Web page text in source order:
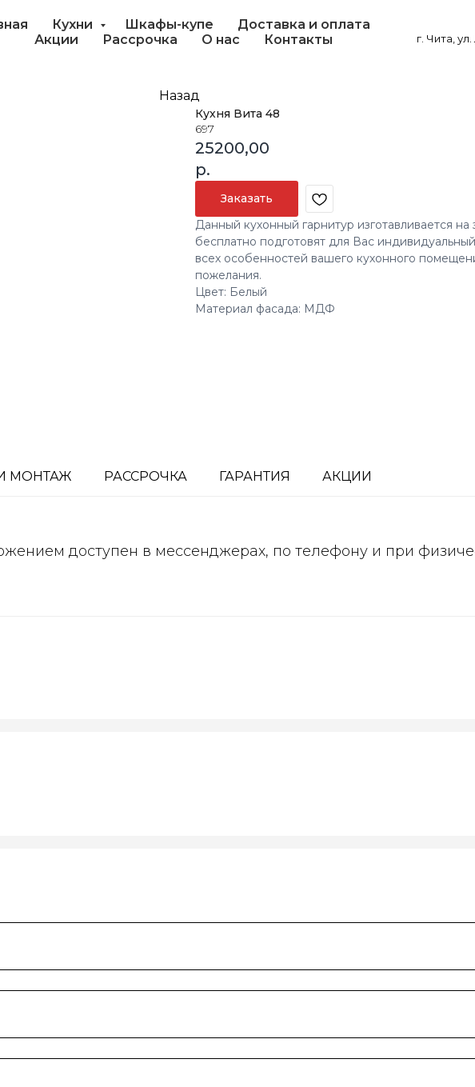
Кухни Шкафы-купе
Доставка и оплата
Акции
Рассрочка О нас Контакты
г. Чита,
Назад
Кухня Вита 48
697
25200,00
р.
Заказать
Данный кухонный гарнитур изготавливается
бесплатно подготовят для Вас
всех особенностей вашего кухонного
пожелания.
Цвет: Белый
Материал фасада: МДФ
МОНТАЖ РАССРОЧКА ГАРАНТИЯ АКЦИИ
доступен в мессенджерах, по телефону и при